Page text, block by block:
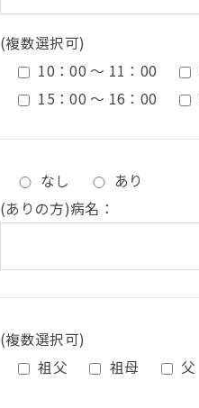
(複数選択可)
10：00 ～ 11：00
15：00 ～ 16：00
なし
あり
(ありの方)病名：
(複数選択可)
祖父
祖母 父